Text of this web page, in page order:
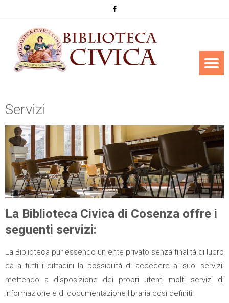
Servizi
La Biblioteca Civica di Cosenza offre i
seguenti servizi:
La Biblioteca pur essendo un ente privato senza finalità di lucro
dà a tutti i cittadini la possibilità di accedere ai suoi servizi,
mettendo a disposizione dei propri utenti molti servizi di
informazione e di documentazione libraria così definiti: